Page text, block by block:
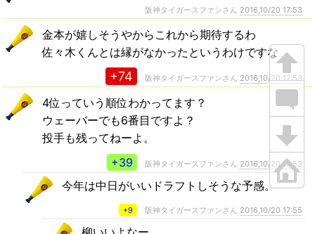
阪神タイガースファンさん 2016,10/20 17:53
金本が嬉しそうやからこれから期待するわ
佐々木くんとは縁がなかったというわけですな
+74 阪神タイガースファンさん 2016,10/20 17:53
4位っていう順位わかってます？
ウェーバーでも6番目ですよ？
投手も残ってねーよ。
+39
阪神タイガースファンさん 2016,10/20 17:53
今年は中日がいいドラフトしそうな予感。
+9 阪神タイガースファンさん 2016,10/20 17:55